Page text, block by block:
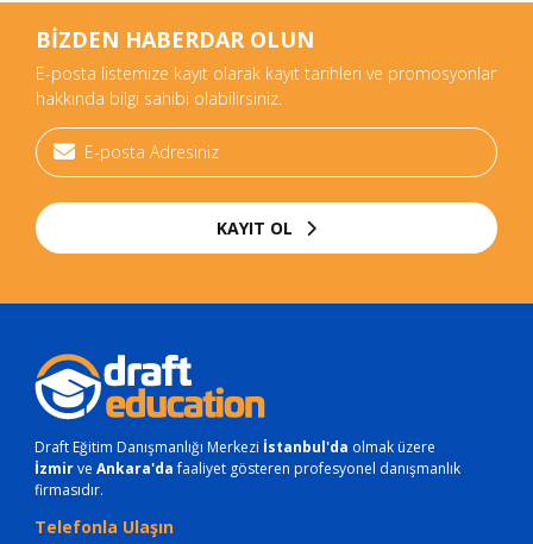
BİZDEN HABERDAR OLUN
E-posta listemize kayıt olarak kayıt tarihleri ve promosyonlar
hakkında bilgi sahibi olabilirsiniz.
KAYIT OL
Draft Eğitim Danışmanlığı Merkezi İstanbul'da olmak üzere
İzmirve Ankara'dafaaliyet gösteren profesyonel danışmanlık
firmasıdır.
Telefonla Ulaşın